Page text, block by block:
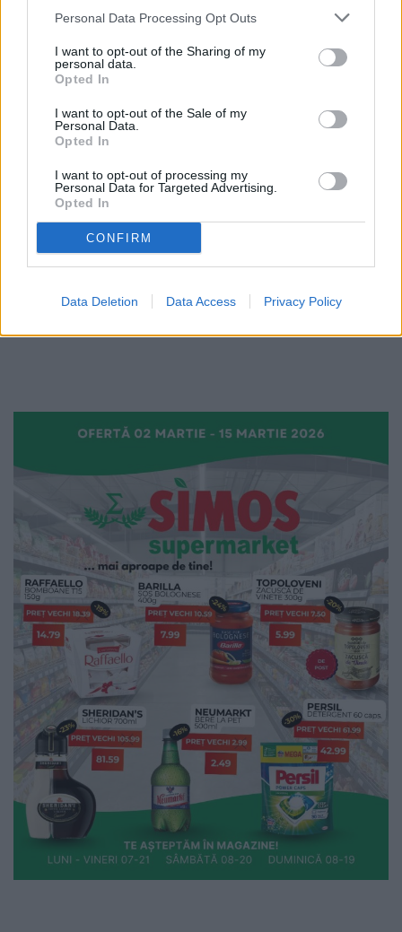
Personal Data Processing Opt Outs
I want to opt-out of the Sharing of my
personal data.
Opted In
I want to opt-out of the Sale of my
Personal Data.
Opted In
I want to opt-out of processing my
Personal Data for Targeted Advertising.
Opted In
CONFIRM
Data Deletion Data Access Privacy Policy
Un caz cu final fericit. Spiritul civic
Fălticeni au readus un copil în
brațele familiei
CJ Suceava repartizează 1,7
Fălticeni. Banii vor fi folosiți pentru
investiții curente
Proiectul urmează să devină
operațional